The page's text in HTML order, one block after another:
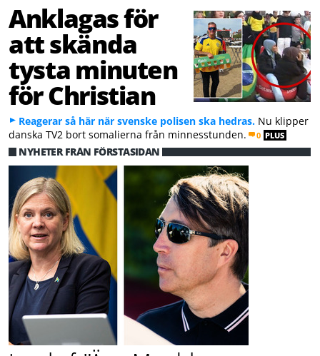
Anklagas för
att skända
tysta minuten
för Christian
Reagerar så här när svenske polisen ska hedras. Nu klipper
danska TV2 bort somalierna från minnesstunden.
0 PLUS
NYHETER FRÅN FÖRSTASIDAN